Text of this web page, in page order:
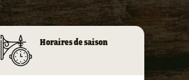
Horaires de saison